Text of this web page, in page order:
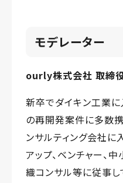
モデレーター
ourly株式会社 取締
新卒でダイキン工業
の再開発案件に多数携
ンサルティング会社に
アップ、ベンチャー、
織コンサル等に従事し